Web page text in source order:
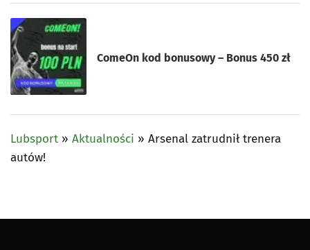
ComeOn kod bonusowy – Bonus 450 zł
Lubsport » Aktualności » Arsenal zatrudnił trenera
autów!